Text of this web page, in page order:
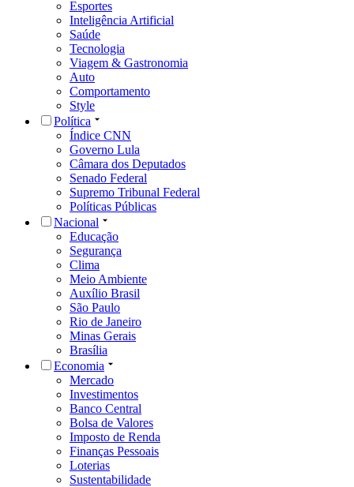
Esportes
Inteligência Artificial
Saúde
Tecnologia
Viagem & Gastronomia
Auto
Comportamento
Style
Política
Índice CNN
Governo Lula
Câmara dos Deputados
Senado Federal
Supremo Tribunal Federal
Políticas Públicas
Nacional
Educação
Segurança
Clima
Meio Ambiente
Auxílio Brasil
São Paulo
Rio de Janeiro
Minas Gerais
Brasília
Economia
Mercado
Investimentos
Banco Central
Bolsa de Valores
Imposto de Renda
Finanças Pessoais
Loterias
Sustentabilidade